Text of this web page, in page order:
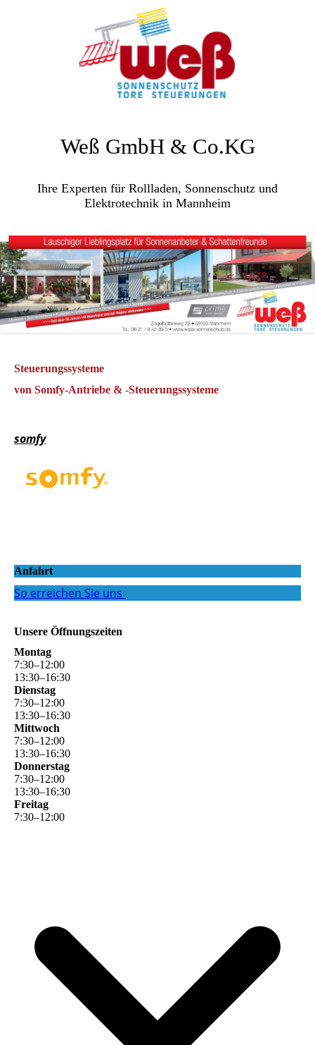
Weß GmbH & Co.KG
Ihre Experten für Rollladen, Sonnenschutz und
Elektrotechnik in Mannheim
Steuerungssysteme
von Somfy-Antriebe & -Steuerungssysteme
somfy
Anfahrt
So erreichen Sie uns
Unsere Öffnungszeiten
Montag
7:30–12:00
13:30–16:30
Dienstag
7:30–12:00
13:30–16:30
Mittwoch
7:30–12:00
13:30–16:30
Donnerstag
7:30–12:00
13:30–16:30
Freitag
7:30–12:00